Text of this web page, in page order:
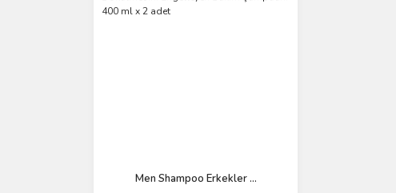
Men Shampoo Erkekler ...